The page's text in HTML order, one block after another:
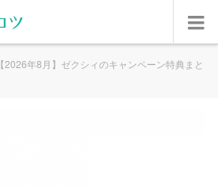
【2026年8月】ゼクシィのキャンペーン特典まと